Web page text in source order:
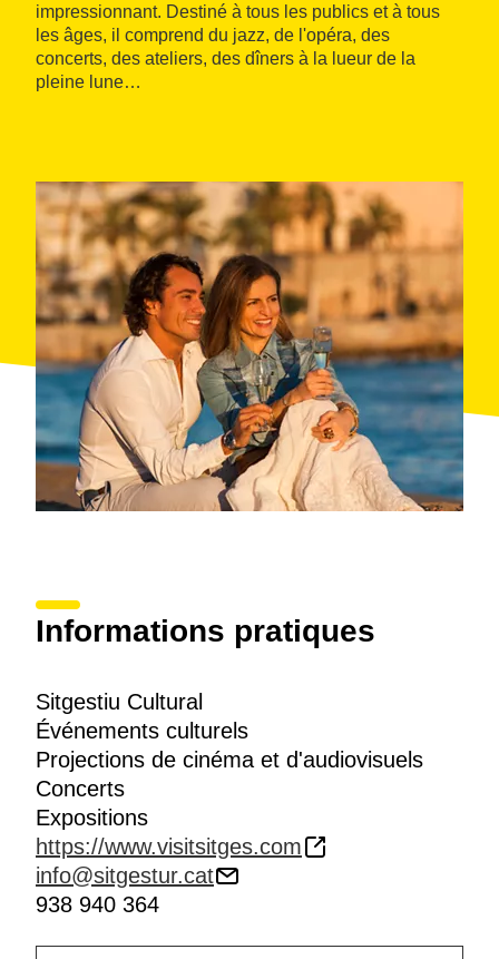
impressionnant. Destiné à tous les publics et à tous
les âges, il comprend du jazz, de l'opéra, des
concerts, des ateliers, des dîners à la lueur de la
pleine lune…
Informations pratiques
Sitgestiu Cultural
Événements culturels
Projections de cinéma et d'audiovisuels
Concerts
Expositions
https://www.visitsitges.com
info@sitgestur.cat
938 940 364